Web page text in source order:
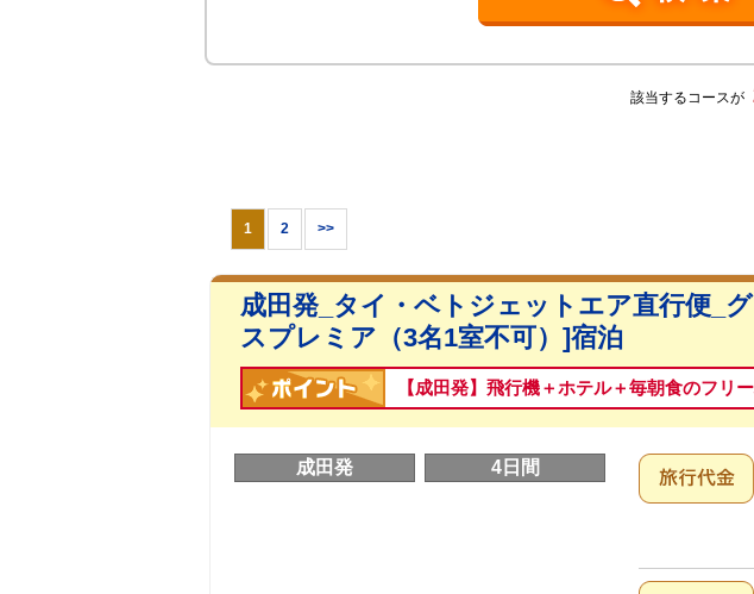
該当するコースが
1 2 >>
成田発_タイ・ベトジェットエア直行便_
スプレミア（3名1室不可）]宿泊
【成田発】飛行機＋ホテル＋毎朝食のフリ
成田発 4日間